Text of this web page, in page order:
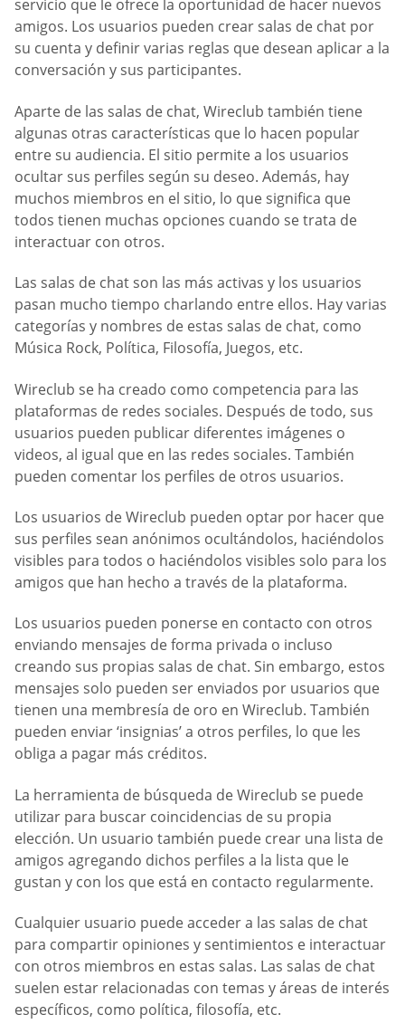
servicio que le ofrece la oportunidad de hacer nuevos
amigos. Los usuarios pueden crear salas de chat por
su cuenta y definir varias reglas que desean aplicar a la
conversación y sus participantes.
Aparte de las salas de chat, Wireclub también tiene
algunas otras características que lo hacen popular
entre su audiencia. El sitio permite a los usuarios
ocultar sus perfiles según su deseo. Además, hay
muchos miembros en el sitio, lo que significa que
todos tienen muchas opciones cuando se trata de
interactuar con otros.
Las salas de chat son las más activas y los usuarios
pasan mucho tiempo charlando entre ellos. Hay varias
categorías y nombres de estas salas de chat, como
Música Rock, Política, Filosofía, Juegos, etc.
Wireclub se ha creado como competencia para las
plataformas de redes sociales. Después de todo, sus
usuarios pueden publicar diferentes imágenes o
videos, al igual que en las redes sociales. También
pueden comentar los perfiles de otros usuarios.
Los usuarios de Wireclub pueden optar por hacer que
sus perfiles sean anónimos ocultándolos, haciéndolos
visibles para todos o haciéndolos visibles solo para los
amigos que han hecho a través de la plataforma.
Los usuarios pueden ponerse en contacto con otros
enviando mensajes de forma privada o incluso
creando sus propias salas de chat. Sin embargo, estos
mensajes solo pueden ser enviados por usuarios que
tienen una membresía de oro en Wireclub. También
pueden enviar ‘insignias’ a otros perfiles, lo que les
obliga a pagar más créditos.
La herramienta de búsqueda de Wireclub se puede
utilizar para buscar coincidencias de su propia
elección. Un usuario también puede crear una lista de
amigos agregando dichos perfiles a la lista que le
gustan y con los que está en contacto regularmente.
Cualquier usuario puede acceder a las salas de chat
para compartir opiniones y sentimientos e interactuar
con otros miembros en estas salas. Las salas de chat
suelen estar relacionadas con temas y áreas de interés
específicos, como política, filosofía, etc.